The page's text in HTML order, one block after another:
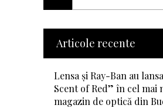
Articole recente
Lensa și Ray-Ban au
Scent of Red” în cel mai
magazin de optică din